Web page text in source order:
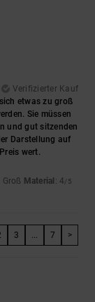
Verifizierter Kauf
etwas zu groß
Sie müssen
und gut sitzenden
Darstellung auf
wert.
Groß Material : 4/5
3 ... 7 >